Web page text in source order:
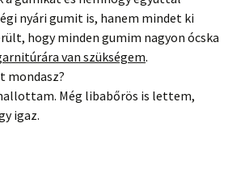
nyári gumit is, hanem mindet ki
hogy minden gumim nagyon ócska
van szükségem.
mondasz?
Még libabőrös is lettem,
igaz.